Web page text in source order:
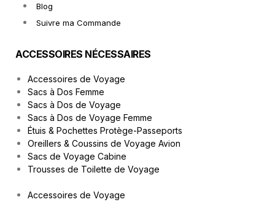
Blog
Suivre ma Commande
ACCESSOIRES NÉCESSAIRES
Accessoires de Voyage
Sacs à Dos Femme
Sacs à Dos de Voyage
Sacs à Dos de Voyage Femme
Étuis & Pochettes Protège-Passeports
Oreillers & Coussins de Voyage Avion
Sacs de Voyage Cabine
Trousses de Toilette de Voyage
Accessoires de Voyage